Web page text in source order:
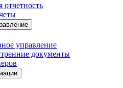
отчетность
управление
документы